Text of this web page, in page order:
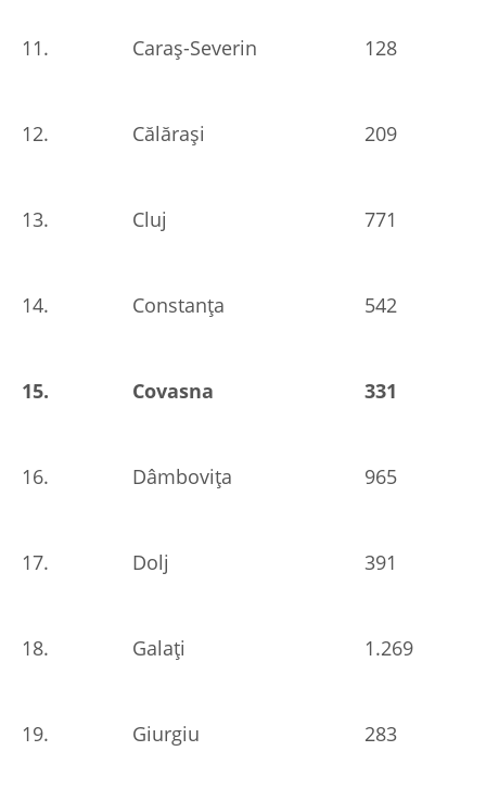
11. Caraș-Severin 128
12. Călărași 209
13. Cluj 771
14. Constanța 542
15. Covasna 331
16. Dâmbovița 965
17. Dolj 391
18. Galați 1.269
19. Giurgiu 283